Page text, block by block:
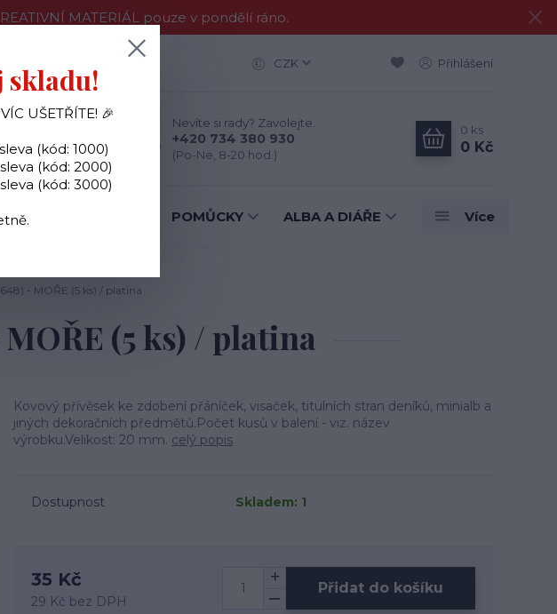
MATERIÁL pouze v pondělí ráno.
CZK Přihlášení
Nevíte si rady? Zavolejte.
+420 734 380 930
(Po-Ne, 8-20 hod.)
0 ks
0 Kč
POMŮCKY ALBA A DIÁŘE Více
- MOŘE (5 ks) / platina
(5 ks) / platina
Kovový přívěsek ke zdobení přáníček, visaček, titulních stran deníků, minialb a
jiných dekoračních předmětů.Počet kusů v balení - viz. název
výrobku.Velikost: 20 mm. celý popis
Dostupnost Skladem: 1
35 Kč
29 Kč bez DPH
Přidat do košíku
skladu!
UŠETŘÍTE! 🎉
(kód: 1000)
(kód: 2000)
(kód: 3000)